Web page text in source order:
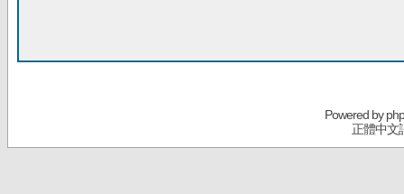
Powered by
正體中文